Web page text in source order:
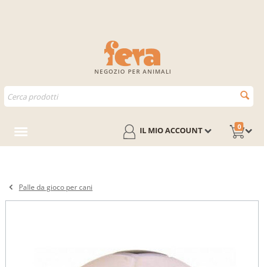
NEGOZIO PER ANIMALI
0
IL MIO ACCOUNT
Palle da gioco per cani